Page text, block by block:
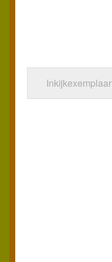
Inkijkexemplaar